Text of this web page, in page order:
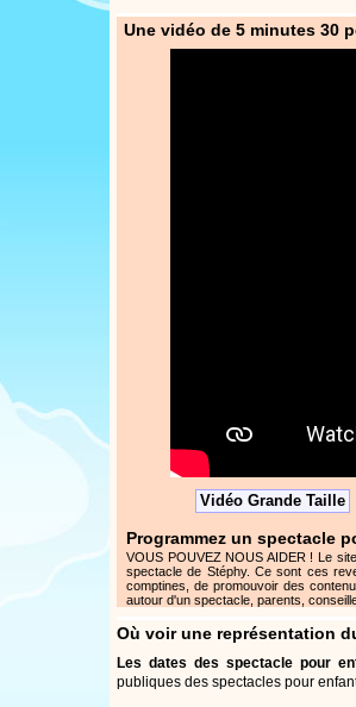
Une vidéo de 5 minutes 30
Vidéo Grande Taille
Programmez un spectacle
VOUS POUVEZ NOUS AIDER ! Le
spectacle de Stéphy. Ce sont ces
comptines, de promouvoir des
autour d'un spectacle, parents,
Où voir une représentation
Les dates des spectacle pour
publiques des spectacles pour